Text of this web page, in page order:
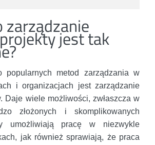
zarządzanie
jest tak
popularnych metod zarządzania w
i organizacjach jest zarządzanie
Daje wiele możliwości, zwłaszcza w
złożonych i skomplikowanych
umożliwiają pracę w niezwykle
jak również sprawiają, że praca